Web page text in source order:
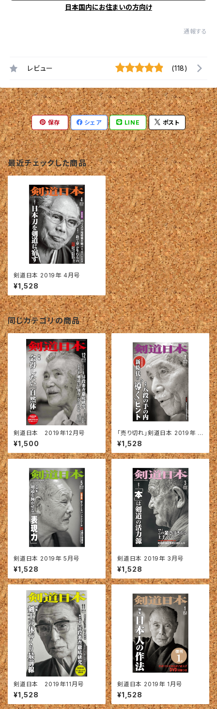
日本国内にお住まいの方向け
通報する
レビュー (118)
保存 シェア LINE ポスト
最近チェックした商品
剣道日本 2019年 4月号
¥1,528
同じカテゴリの商品
剣道日本 2019年12月号
¥1,500
「売り切れ」剣道日本 2019年 7
月号
¥1,528
剣道日本 2019年 5月号
¥1,528
剣道日本 2019年 3月号
¥1,528
剣道日本 2019年11月号
¥1,528
剣道日本 2019年 1月号
¥1,528